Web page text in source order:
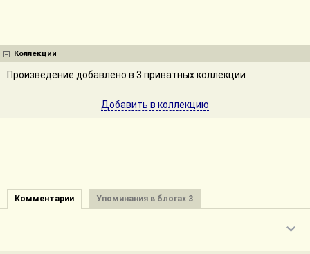
Коллекции
Произведение добавлено в 3 приватных коллекции
Добавить в коллекцию
Комментарии Упоминания в блогах 3